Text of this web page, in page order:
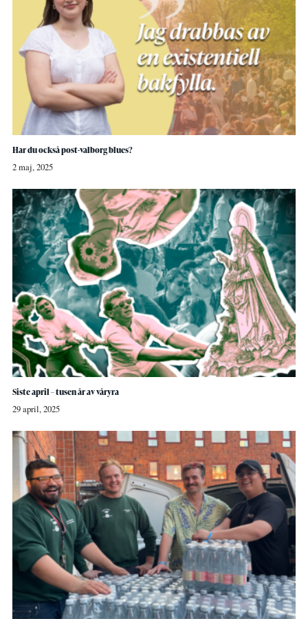
Har du också post-valborg blues?
2 maj, 2025
Siste april – tusen år av våryra
29 april, 2025